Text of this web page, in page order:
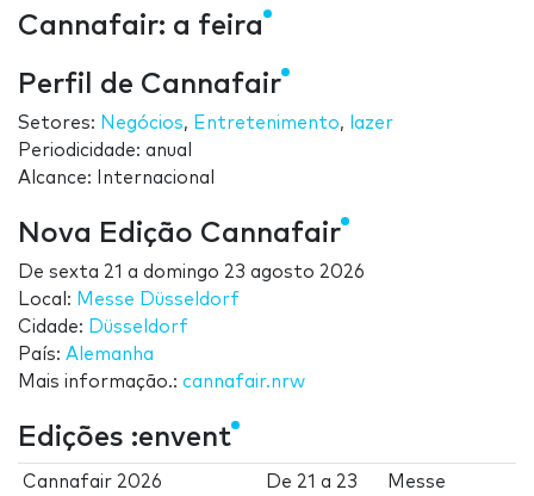
Cannafair: a feira
Perfil de Cannafair
Setores: Negócios, Entretenimento, lazer
Periodicidade: anual
Alcance: Internacional
Nova Edição Cannafair
De sexta 21 a domingo 23 agosto 2026
Local: Messe Düsseldorf
Cidade: Düsseldorf
País: Alemanha
Mais informação.: cannafair.nrw
Edições :envent
Cannafair 2026 De 21 a 23
Messe